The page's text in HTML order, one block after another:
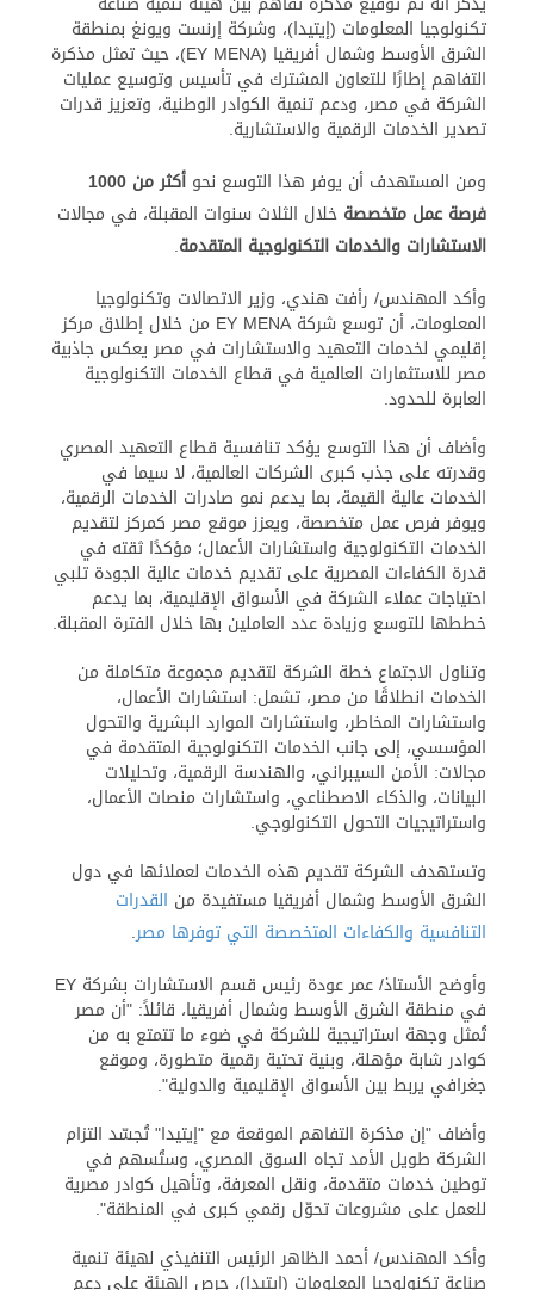
تكنولوجيا المعلومات (إيتيدا)، وشركة إرنست ويونغ بمنطقة
الشرق الأوسط وشمال أفريقيا (EY MENA)، حيث تمثل مذكرة
التفاهم إطارًا للتعاون المشترك في تأسيس وتوسيع عمليات
الشركة في مصر، ودعم تنمية الكوادر الوطنية، وتعزيز قدرات
تصدير الخدمات الرقمية والاستشارية.
ومن المستهدف أن يوفر هذا التوسع نحو
أكثر من 1000
فرصة عمل متخصصة خلال الثلاث سنوات المقبلة، في مجالات
الاستشارات والخدمات التكنولوجية المتقدمة.
وأكد المهندس/ رأفت هندي، وزير الاتصالات وتكنولوجيا
المعلومات، أن توسع شركة EY MENA من خلال إطلاق مركز
إقليمي لخدمات التعهيد والاستشارات في مصر يعكس جاذبية
مصر للاستثمارات العالمية في قطاع الخدمات التكنولوجية
العابرة للحدود.
وأضاف أن هذا التوسع يؤكد تنافسية قطاع التعهيد المصري
وقدرته على جذب كبرى الشركات العالمية، لا سيما في
الخدمات عالية القيمة، بما يدعم نمو صادرات الخدمات الرقمية،
ويوفر فرص عمل متخصصة، ويعزز موقع مصر كمركز لتقديم
الخدمات التكنولوجية واستشارات الأعمال؛ مؤكدًا ثقته في
قدرة الكفاءات المصرية على تقديم خدمات عالية الجودة تلبي
احتياجات عملاء الشركة في الأسواق الإقليمية، بما يدعم
خططها للتوسع وزيادة عدد العاملين بها خلال الفترة المقبلة.
وتناول الاجتماع خطة الشركة لتقديم مجموعة متكاملة من
الخدمات انطلاقًا من مصر، تشمل: استشارات الأعمال،
واستشارات المخاطر، واستشارات الموارد البشرية والتحول
المؤسسي، إلى جانب الخدمات التكنولوجية المتقدمة في
مجالات: الأمن السيبراني، والهندسة الرقمية، وتحليلات
البيانات، والذكاء الاصطناعي، واستشارات منصات الأعمال،
واستراتيجيات التحول التكنولوجي.
وتستهدف الشركة تقديم هذه الخدمات لعملائها في دول
الشرق الأوسط وشمال أفريقيا مستفيدة من القدرات
التنافسية والكفاءات المتخصصة التي توفرها مصر.
وأوضح الأستاذ/ عمر عودة رئيس قسم الاستشارات بشركة EY
في منطقة الشرق الأوسط وشمال أفريقيا، قائلاً: "أن مصر
تُمثل وجهة استراتيجية للشركة في ضوء ما تتمتع به من
كوادر شابة مؤهلة، وبنية تحتية رقمية متطورة، وموقع
جغرافي يربط بين الأسواق الإقليمية والدولية".
وأضاف "إن مذكرة التفاهم الموقعة مع "إيتيدا" تُجسّد التزام
الشركة طويل الأمد تجاه السوق المصري، وستُسهم في
توطين خدمات متقدمة، ونقل المعرفة، وتأهيل كوادر مصرية
للعمل على مشروعات تحوّل رقمي كبرى في المنطقة".
وأكد المهندس/ أحمد الظاهر الرئيس التنفيذي لهيئة تنمية
صناعة تكنولوجيا المعلومات (إيتيدا)، حرص الهيئة على دعم